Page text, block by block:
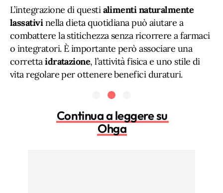
L’integrazione di questialimenti naturalmente
lassativinella dieta quotidiana può aiutare a
combattere la stitichezza senza ricorrere a farmaci
o integratori. È importante però associare una
correttaidratazione, l’attività fisica e uno stile di
vita regolare per ottenere benefici duraturi.
Continua a leggere su
Ohga